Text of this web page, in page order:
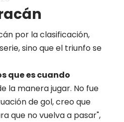
por la clasificación,
sino que el triunfo se
que es cuando
la manera jugar. No fue
de gol, creo que
que no vuelva a pasar",